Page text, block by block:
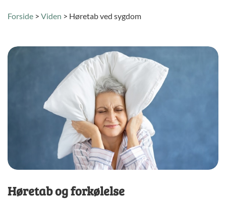
Forside > Viden > Høretab ved sygdom
Høretab og forkølelse